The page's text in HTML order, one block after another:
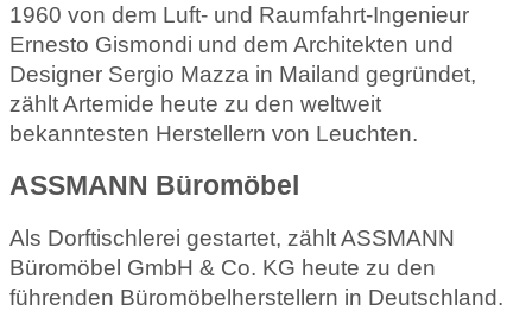
1960 von dem Luft- und Raumfahrt-Ingenieur
Ernesto Gismondi und dem Architekten und
Designer Sergio Mazza in Mailand gegründet,
zählt Artemide heute zu den weltweit
bekanntesten Herstellern von Leuchten.
ASSMANN Büromöbel
Als Dorftischlerei gestartet, zählt ASSMANN
Büromöbel GmbH & Co. KG heute zu den
führenden Büromöbelherstellern in Deutschland.